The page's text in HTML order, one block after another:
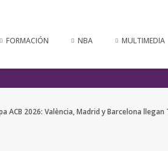
FORMACIÓN NBA MULTIMEDIA
ACB 2026: València, Madrid y Barcelona